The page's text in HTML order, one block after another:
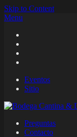
Skip to Content
Menu
Eventos
Sitio
Preguntas
Contacto